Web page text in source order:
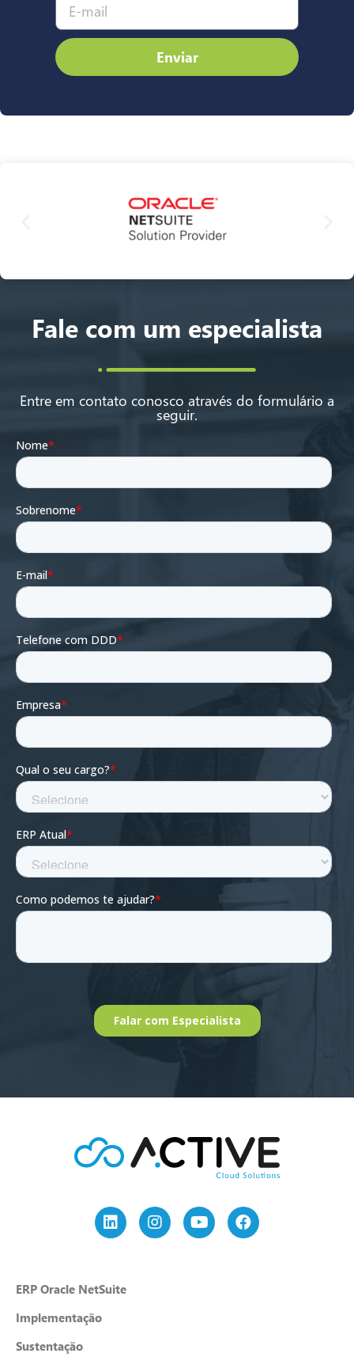
Enviar
Fale com um especialista
Entre em contato conosco através do formulário a
seguir.
ERP Oracle NetSuite
Implementação
Sustentação